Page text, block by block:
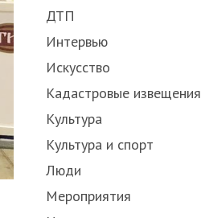
ДТП
Интервью
Искусство
Кадастровые извещения
Культура
Культура и спорт
Люди
Мероприятия